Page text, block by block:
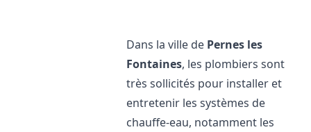
Dans la ville de Pernes les
Fontaines, les plombiers sont
très sollicités pour installer et
entretenir les systèmes de
chauffe-eau, notamment les